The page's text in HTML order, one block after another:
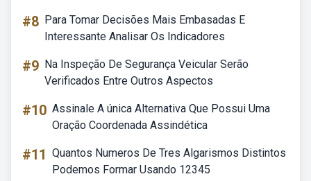
#8 Para Tomar Decisões Mais Embasadas E
Interessante Analisar Os Indicadores
#9 Na Inspeção De Segurança Veicular Serão
Verificados Entre Outros Aspectos
#10 Assinale A única Alternativa Que Possui Uma
Oração Coordenada Assindética
#11 Quantos Numeros De Tres Algarismos Distintos
Podemos Formar Usando 12345